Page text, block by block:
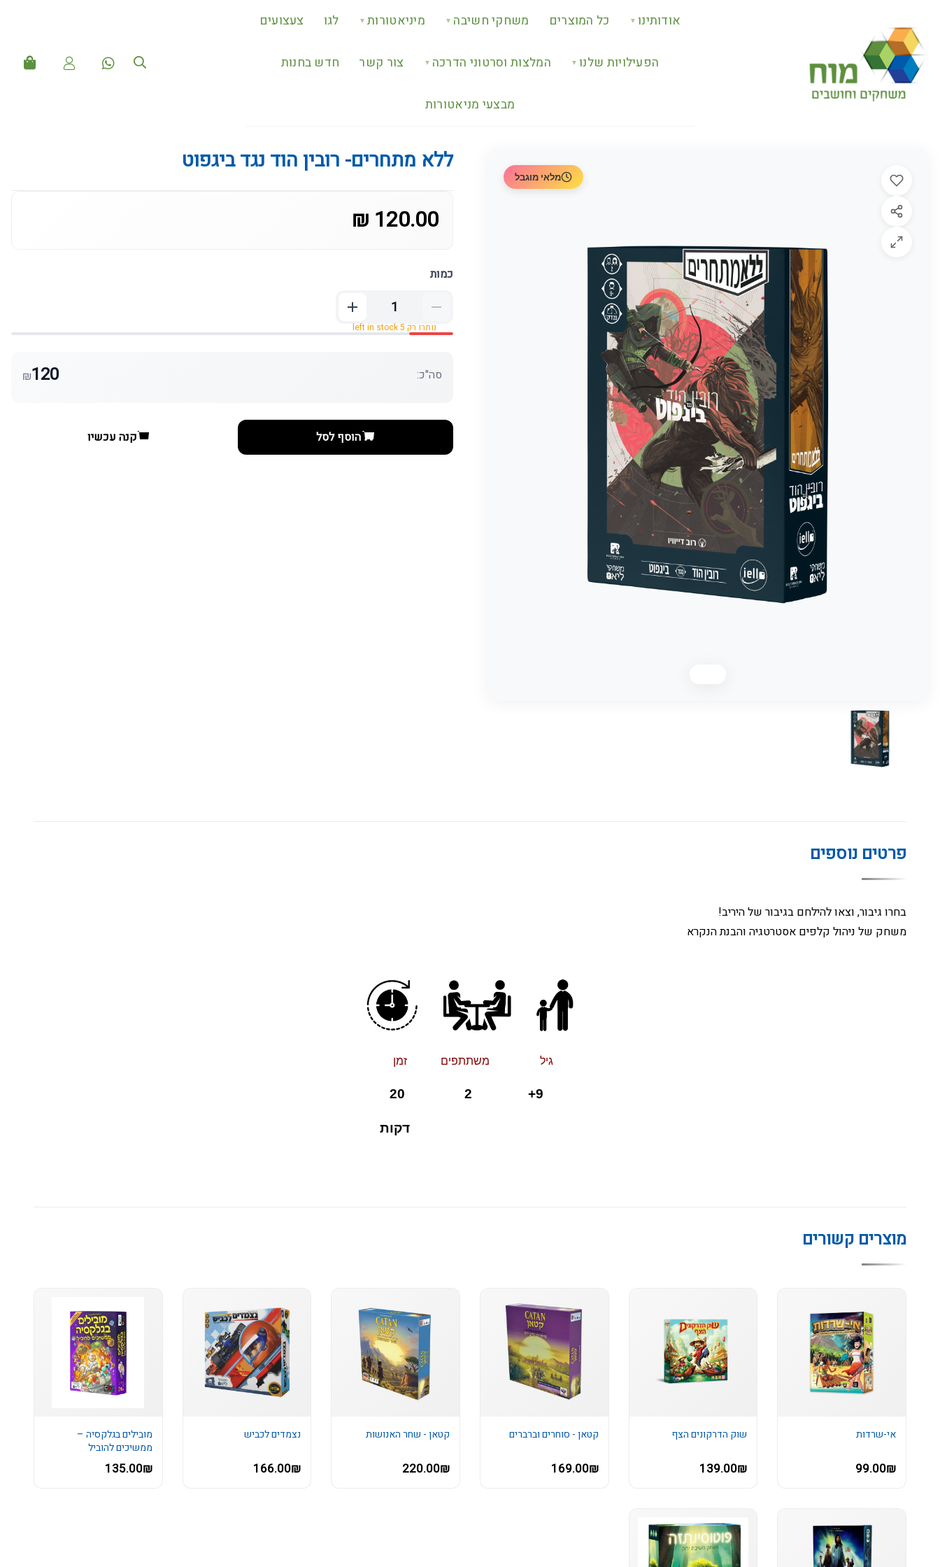
אודותינו ▼ כל המוצרים משחקי חשיבה ▼ מיניאטורות ▼ לגו צעצועים
הפעילויות שלנו ▼ המלצות וסרטוני הדרכה ▼ צור קשר חדש בחנות
מבצעי מניאטורות
מלאי מוגבל
ללא מתחרים- רובין הוד נגד ביגפוט
120.00 ₪
כמות
נותרו רק 5 left in stock
סה"כ: 120
₪
הוסף לסל קנה עכשיו
פרטים נוספים
בחרו גיבור, וצאו להילחם בגיבור של היריב!
משחק של ניהול קלפים אסטרטגיה והבנת הנקרא
גיל משתתפים זמן
+ 2 20
דקות
מוצרים קשורים
אי-שרדות
99.00₪
שוק הדרקונים הצף
139.00₪
קטאן - סוחרים וברברים
169.00₪
קטאן - שחר האנושות
220.00₪
נצמדים לכביש
166.00₪
מובילים בגלקסיה –
ממשיכים להוביל
135.00₪